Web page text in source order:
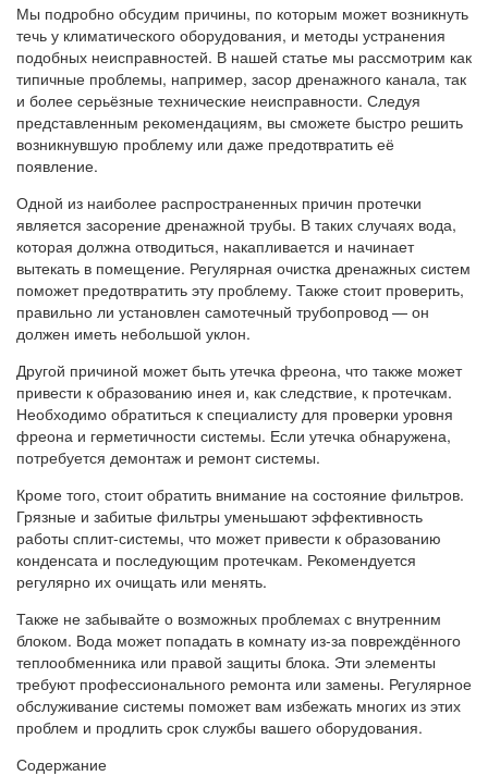
Мы подробно обсудим причины, по которым может возникнуть
течь у климатического оборудования, и методы устранения
подобных неисправностей. В нашей статье мы рассмотрим как
типичные проблемы, например, засор дренажного канала, так
и более серьёзные технические неисправности. Следуя
представленным рекомендациям, вы сможете быстро решить
возникнувшую проблему или даже предотвратить её
появление.
Одной из наиболее распространенных причин протечки
является засорение дренажной трубы. В таких случаях вода,
которая должна отводиться, накапливается и начинает
вытекать в помещение. Регулярная очистка дренажных систем
поможет предотвратить эту проблему. Также стоит проверить,
правильно ли установлен самотечный трубопровод — он
должен иметь небольшой уклон.
Другой причиной может быть утечка фреона, что также может
привести к образованию инея и, как следствие, к протечкам.
Необходимо обратиться к специалисту для проверки уровня
фреона и герметичности системы. Если утечка обнаружена,
потребуется демонтаж и ремонт системы.
Кроме того, стоит обратить внимание на состояние фильтров.
Грязные и забитые фильтры уменьшают эффективность
работы сплит-системы, что может привести к образованию
конденсата и последующим протечкам. Рекомендуется
регулярно их очищать или менять.
Также не забывайте о возможных проблемах с внутренним
блоком. Вода может попадать в комнату из-за повреждённого
теплообменника или правой защиты блока. Эти элементы
требуют профессионального ремонта или замены. Регулярное
обслуживание системы поможет вам избежать многих из этих
проблем и продлить срок службы вашего оборудования.
Содержание